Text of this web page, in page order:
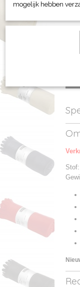
mogelijk hebben